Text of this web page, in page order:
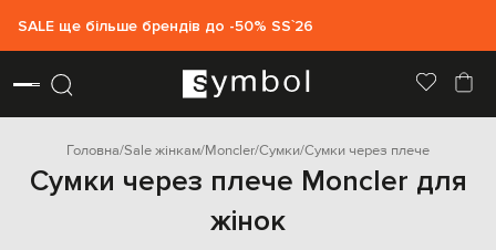
SALE ще більше брендів до -50% SS`26
Головна Sale жінкам Moncler Сумки Сумки через плече
Сумки через плече Moncler для
жінок